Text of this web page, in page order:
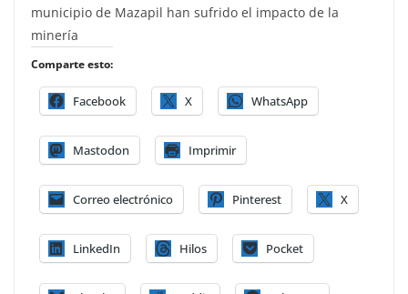
municipio de Mazapil han sufrido el impacto de la
minería
Comparte esto:
Facebook X WhatsApp
Mastodon Imprimir
Correo electrónico Pinterest X
LinkedIn Hilos Pocket